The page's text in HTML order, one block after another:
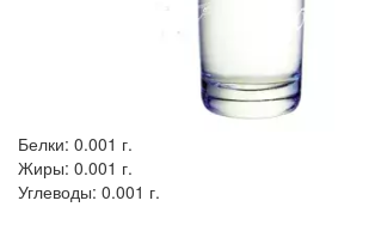
Белки: 0.001 г.
Жиры: 0.001 г.
Углеводы: 0.001 г.